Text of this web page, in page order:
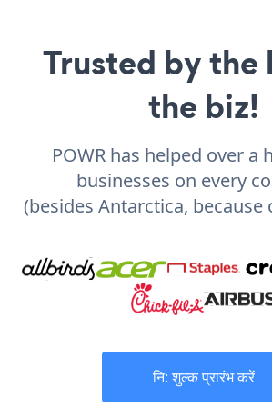
Trusted by the
the biz!
POWR has helped over a
businesses on every
(besides Antarctica, because
नि: शुल्क प्रारंभ करें